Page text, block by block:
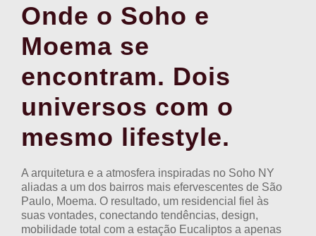
Onde o Soho e
Moema se
encontram. Dois
universos com o
mesmo lifestyle.
A arquitetura e a atmosfera inspiradas no Soho NY
aliadas a um dos bairros mais efervescentes de São
Paulo, Moema. O resultado, um residencial fiel às
suas vontades, conectando tendências, design,
mobilidade total com a estação Eucaliptos a apenas